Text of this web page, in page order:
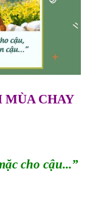
MÙA CHAY
cho cậu...”